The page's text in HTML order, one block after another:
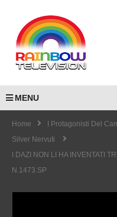
MENU
Home
I Protagonisti Del
Silver Nervuti
I DAZI NON LI HA INVENTATI
N.1473.SP